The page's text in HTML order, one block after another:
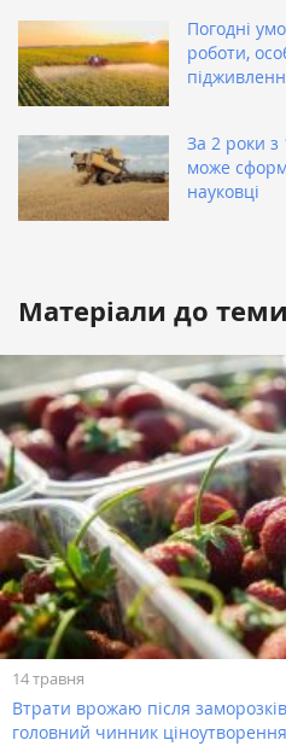
Погодні
роботи,
За 2 роки з
може
науковці
Матеріали до теми
14 травня
Втрати врожаю після
головний чинник